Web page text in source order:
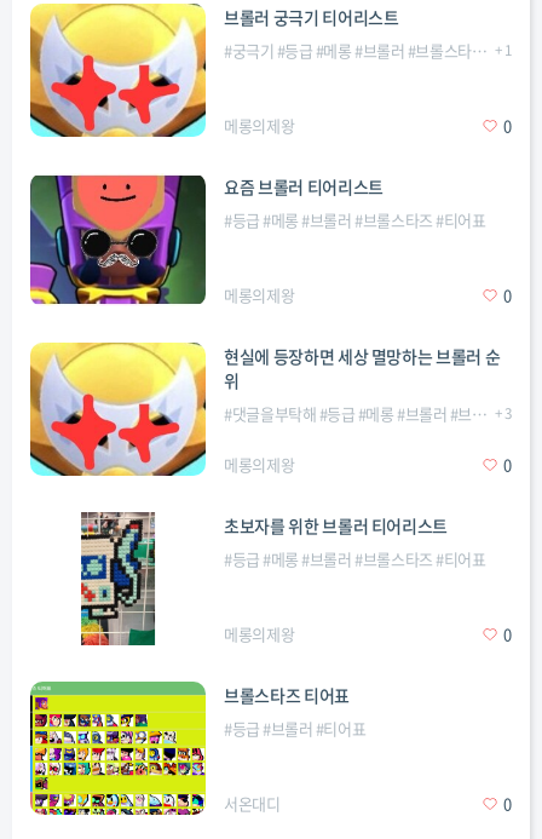
브롤러 궁극기 티어리스트
#궁극기 #등급#메롱#브롤러 #브롤스타즈 #티어표
+1
메롱의제왕 0
요즘 브롤러 티어리스트
#등급#메롱#브롤러 #브롤스타즈#티어표
메롱의제왕 0
현실에 등장하면 세상 멸망하는 브롤러 순
위
#댓글을부탁해#등급#메롱#브롤러 #브롤스타즈 +3
메롱의제왕 0
초보자를 위한 브롤러 티어리스트
#등급#메롱#브롤러 #브롤스타즈#티어표
메롱의제왕 0
브롤스타즈 티어표
#등급#브롤러 #티어표
서온대디 0